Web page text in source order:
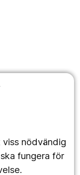
nödvändig
fungera för